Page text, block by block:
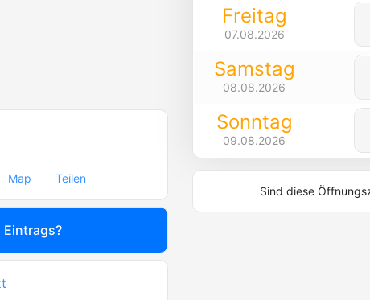
Map Teilen
Eintrags?
Freitag
07.08.2026
Samstag
08.08.2026
Sonntag
09.08.2026
Sind diese